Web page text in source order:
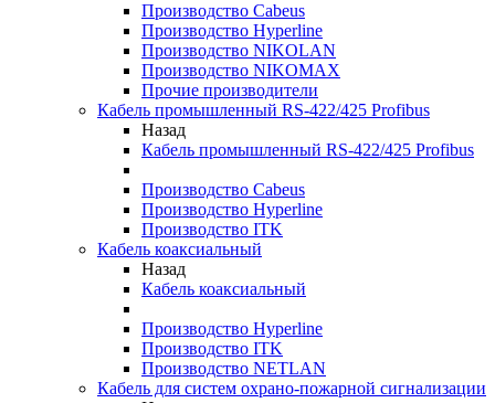
Производство Cabeus
Производство Hyperline
Производство NIKOLAN
Производство NIKOMAX
Прочие производители
Кабель промышленный RS-422/425 Profibus
Назад
Кабель промышленный RS-422/425 Profibus
Производство Cabeus
Производство Hyperline
Производство ITK
Кабель коаксиальный
Назад
Кабель коаксиальный
Производство Hyperline
Производство ITK
Производство NETLAN
Кабель для систем охрано-пожарной сигнализации